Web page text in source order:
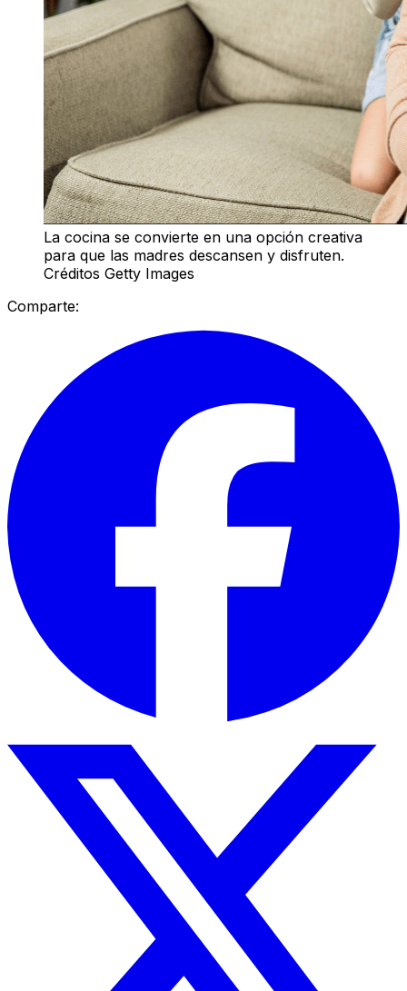
La cocina se convierte en una opción creativa
para que las madres descansen y disfruten.
Créditos Getty Images
Comparte: